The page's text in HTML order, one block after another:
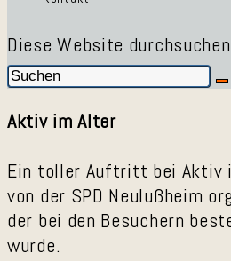
Diese Website durchsuchen
Aktiv im Alter
Ein toller Auftritt bei Aktiv
von der SPD Neulußheim
der bei den Besuchern
wurde.